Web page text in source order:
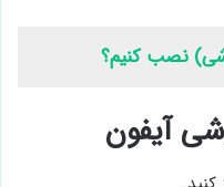
نصب کنیم؟